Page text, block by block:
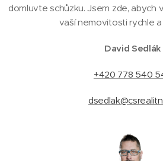
domluvte schůzku. Jsem zde, abych
vaší nemovitosti rychle
David Sedlák
+420 778 540